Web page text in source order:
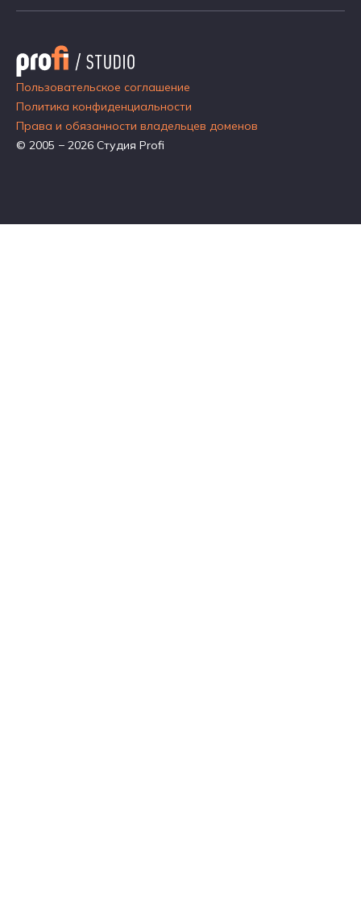
Пользовательское соглашение
Политика конфиденциальности
Права и обязанности владельцев доменов
© 2005 − 2026 Студия Profi